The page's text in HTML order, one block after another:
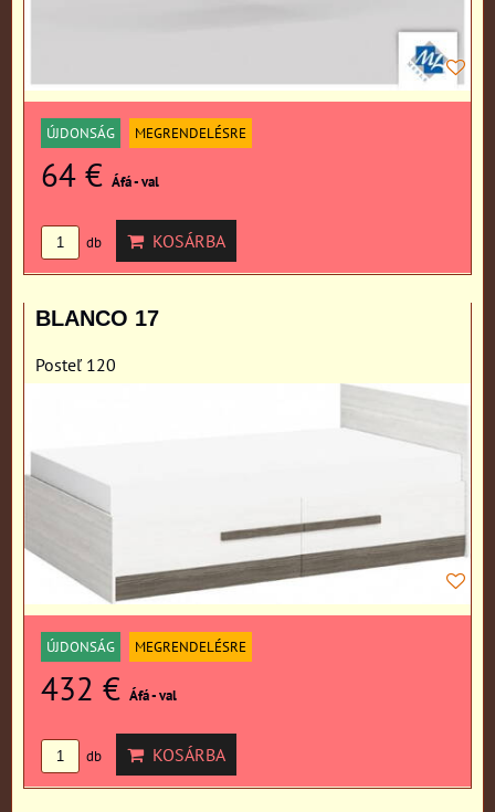
ÚJDONSÁG MEGRENDELÉSRE
64 € Áfá - val
db KOSÁRBA
BLANCO 17
Posteľ 120
ÚJDONSÁG MEGRENDELÉSRE
432 € Áfá - val
db KOSÁRBA